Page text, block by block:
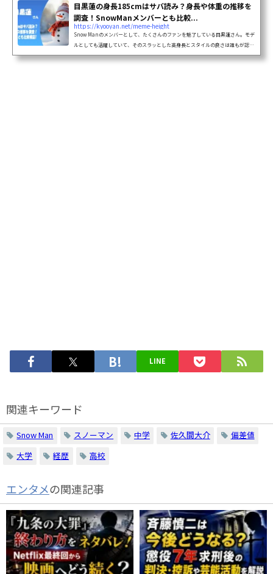
目黒蓮の身長185cmはサバ読み？身長や体重の推移を
調査！SnowManメンバーとも比較...
https://kyooyan.net/meme-height
Snow Manのメンバーとして、たくさんのファンを魅了している目黒蓮さん。モデ
ルとしても活躍していて、そのスラッとした高身長とスタイルの良さは誰もが認め
るところですよね。公式プロフィールでは身長185cmと書かれていますが、「本当
LINE
関連キーワード
Snow Man スノーマン 中学 佐久間大介
偏差値
大学
経歴 高校
エンタメの関連記事